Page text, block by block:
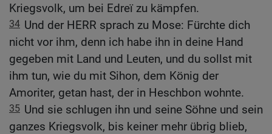
Kriegsvolk, um bei Edreï zu kämpfen.
34 Und der HERR sprach zu Mose: Fürchte dich
nicht vor ihm, denn ich habe ihn in deine Hand
gegeben mit Land und Leuten, und du sollst mit
ihm tun, wie du mit Sihon, dem König der
Amoriter, getan hast, der in Heschbon wohnte.
35 Und sie schlugen ihn und seine Söhne und sein
ganzes Kriegsvolk, bis keiner mehr übrig blieb,